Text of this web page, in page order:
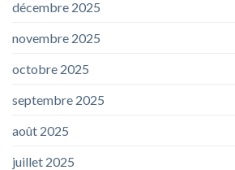
décembre 2025
novembre 2025
octobre 2025
septembre 2025
août 2025
juillet 2025